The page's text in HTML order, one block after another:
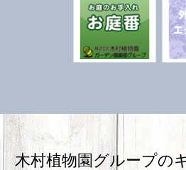
木村植物園グループの